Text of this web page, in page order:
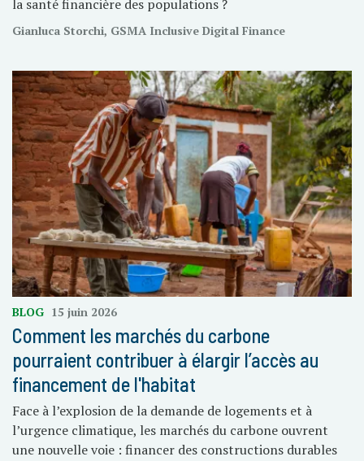
la santé financière des populations ?
Gianluca Storchi, GSMA Inclusive Digital Finance
BLOG 15 juin 2026
Comment les marchés du carbone
pourraient contribuer à élargir l’accès au
financement de l'habitat
Face à l’explosion de la demande de logements et à
l’urgence climatique, les marchés du carbone ouvrent
une nouvelle voie : financer des constructions durables